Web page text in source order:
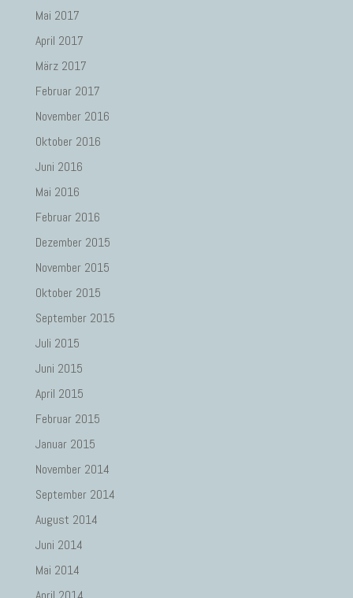
Mai 2017
April 2017
März 2017
Februar 2017
November 2016
Oktober 2016
Juni 2016
Mai 2016
Februar 2016
Dezember 2015
November 2015
Oktober 2015
September 2015
Juli 2015
Juni 2015
April 2015
Februar 2015
Januar 2015
November 2014
September 2014
August 2014
Juni 2014
Mai 2014